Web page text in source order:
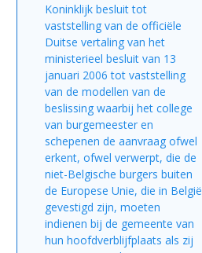
Koninklijk besluit tot
vaststelling van de officiële
Duitse vertaling van het
ministerieel besluit van 13
januari 2006 tot vaststelling
van de modellen van de
beslissing waarbij het college
van burgemeester en
schepenen de aanvraag ofwel
erkent, ofwel verwerpt, die de
niet-Belgische burgers buiten
de Europese Unie, die in België
gevestigd zijn, moeten
indienen bij de gemeente van
hun hoofdverblijfplaats als zij